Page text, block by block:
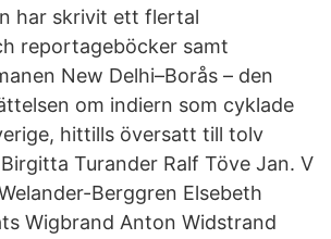
har skrivit ett flertal
reportageböcker samt
New Delhi–Borås – den
om indiern som cyklade
hittills översatt till tolv
Turander Ralf Töve Jan. V
Berggren Elsebeth
Wigbrand Anton Widstrand